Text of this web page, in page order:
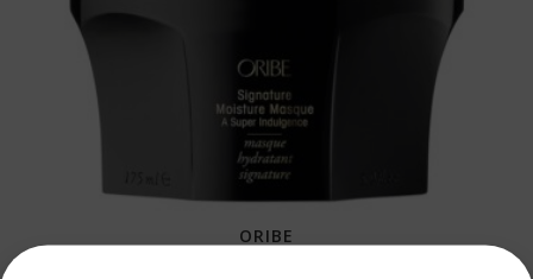
ORIBE